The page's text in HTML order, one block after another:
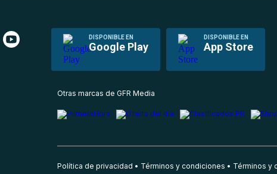
DISPONIBLE EN
Google Play
DISPONIBLE EN
App Store
Otras marcas de GFR Media
Política de privacidad Términos y condiciones Términos y